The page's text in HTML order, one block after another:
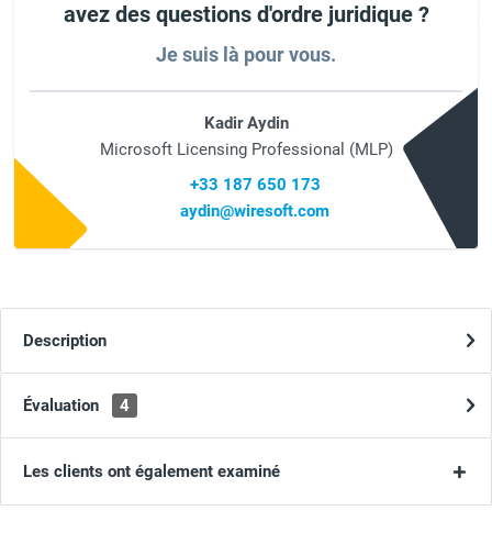
avez des questions d'ordre juridique ?
Je suis là pour vous.
Kadir Aydin
Microsoft Licensing Professional (MLP)
+33 187 650 173
aydin@wiresoft.com
Description
Évaluation 4
Les clients ont également examiné